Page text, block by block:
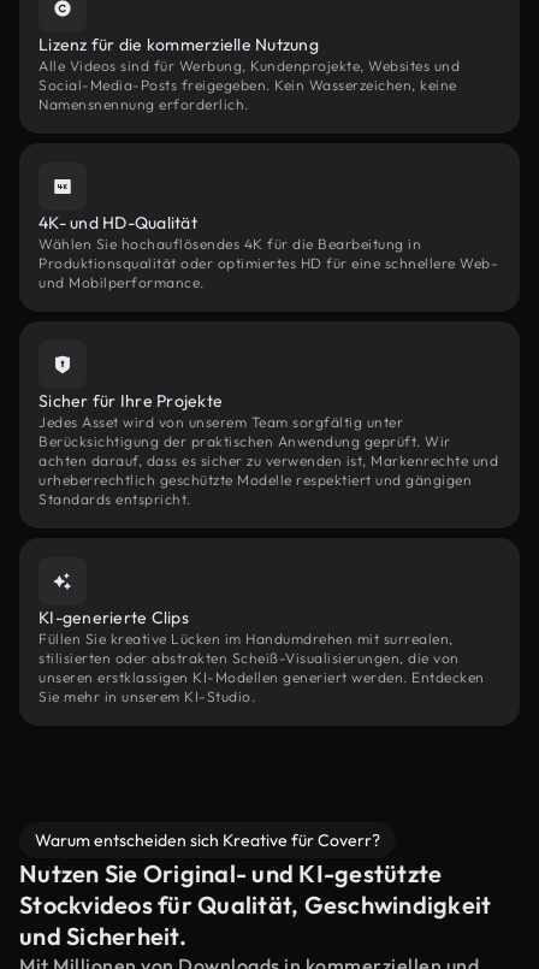
Lizenz für die kommerzielle Nutzung
Alle Videos sind für Werbung, Kundenprojekte, Websites und
Social-Media-Posts freigegeben. Kein Wasserzeichen, keine
Namensnennung erforderlich.
4K- und HD-Qualität
Wählen Sie hochauflösendes 4K für die Bearbeitung in
Produktionsqualität oder optimiertes HD für eine schnellere Web-
und Mobilperformance.
Sicher für Ihre Projekte
Jedes Asset wird von unserem Team sorgfältig unter
Berücksichtigung der praktischen Anwendung geprüft. Wir
achten darauf, dass es sicher zu verwenden ist, Markenrechte und
urheberrechtlich geschützte Modelle respektiert und gängigen
Standards entspricht.
KI-generierte Clips
Füllen Sie kreative Lücken im Handumdrehen mit surrealen,
stilisierten oder abstrakten Scheiß-Visualisierungen, die von
unseren erstklassigen KI-Modellen generiert werden. Entdecken
Sie mehr in unserem KI-Studio.
Warum entscheiden sich Kreative für Coverr?
Nutzen Sie Original- und KI-gestützte
Stockvideos für Qualität, Geschwindigkeit
und Sicherheit.